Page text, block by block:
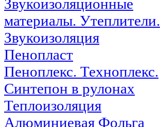
Звукоизоляционные
материалы. Утеплители.
Звукоизоляция
Пенопласт
Пеноплекс. Техноплекс.
Синтепон в рулонах
Теплоизоляция
Алюминиевая Фольга